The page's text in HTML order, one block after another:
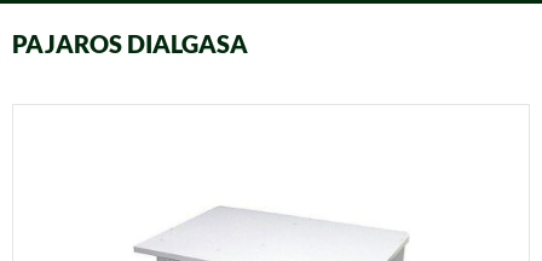
PAJAROS DIALGASA